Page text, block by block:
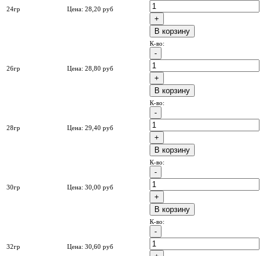
24гр Цена: 28,20 руб
B корзину
26гр Цена: 28,80 руб
К-во:
B корзину
28гр Цена: 29,40 руб
К-во:
B корзину
30гр Цена: 30,00 руб
К-во:
B корзину
32гр Цена: 30,60 руб
К-во: